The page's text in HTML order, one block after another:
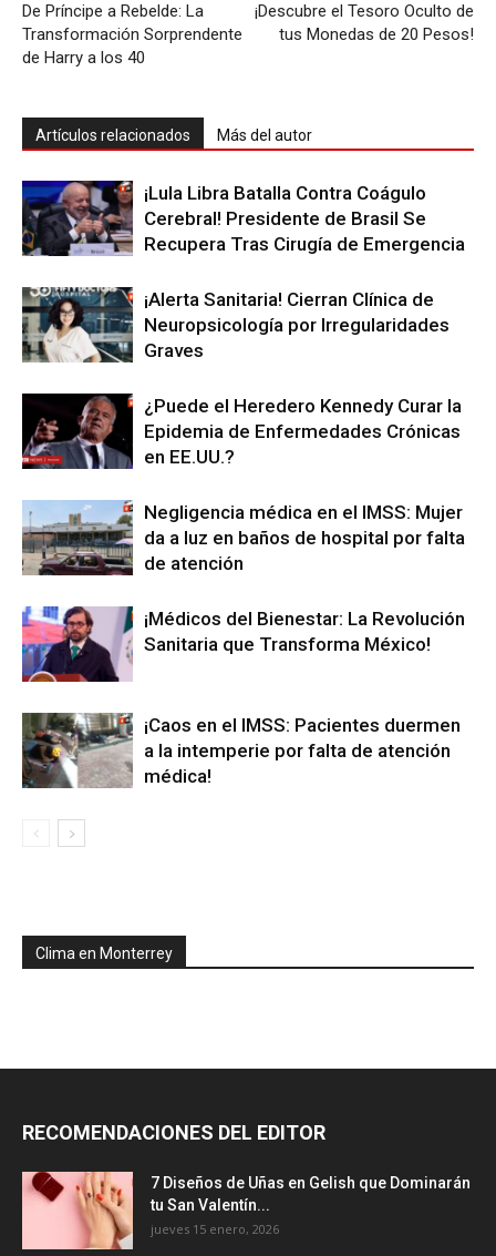
De Príncipe a Rebelde: La
Transformación Sorprendente
de Harry a los 40
¡Descubre el Tesoro Oculto de
tus Monedas de 20 Pesos!
Artículos relacionados Más del autor
¡Lula Libra Batalla Contra Coágulo
Cerebral! Presidente de Brasil Se
Recupera Tras Cirugía de Emergencia
¡Alerta Sanitaria! Cierran Clínica de
Neuropsicología por Irregularidades
Graves
¿Puede el Heredero Kennedy Curar la
Epidemia de Enfermedades Crónicas
en EE.UU.?
Negligencia médica en el IMSS: Mujer
da a luz en baños de hospital por falta
de atención
¡Médicos del Bienestar: La Revolución
Sanitaria que Transforma México!
¡Caos en el IMSS: Pacientes duermen
a la intemperie por falta de atención
médica!
Clima en Monterrey
RECOMENDACIONES DEL EDITOR
7 Diseños de Uñas en Gelish que Dominarán
tu San Valentín...
jueves 15 enero, 2026